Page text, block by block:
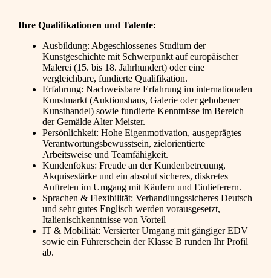
Ihre Qualifikationen und Talente:
Ausbildung: Abgeschlossenes Studium der
Kunstgeschichte mit Schwerpunkt auf europäischer
Malerei (15. bis 18. Jahrhundert) oder eine
vergleichbare, fundierte Qualifikation.
Erfahrung: Nachweisbare Erfahrung im internationalen
Kunstmarkt (Auktionshaus, Galerie oder gehobener
Kunsthandel) sowie fundierte Kenntnisse im Bereich
der Gemälde Alter Meister.
Persönlichkeit: Hohe Eigenmotivation, ausgeprägtes
Verantwortungsbewusstsein, zielorientierte
Arbeitsweise und Teamfähigkeit.
Kundenfokus: Freude an der Kundenbetreuung,
Akquisestärke und ein absolut sicheres, diskretes
Auftreten im Umgang mit Käufern und Einlieferern.
Sprachen & Flexibilität: Verhandlungssicheres Deutsch
und sehr gutes Englisch werden vorausgesetzt,
Italienischkenntnisse von Vorteil
IT & Mobilität: Versierter Umgang mit gängiger EDV
sowie ein Führerschein der Klasse B runden Ihr Profil
ab.